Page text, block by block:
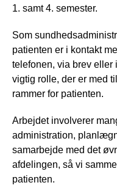
1. samt 4. semester.
Som
patienten er i kontakt
telefonen, via brev eller
vigtig rolle, der er med
rammer for patienten.
Arbejdet involverer
administration,
samarbejde med det
afdelingen, så vi
patienten.